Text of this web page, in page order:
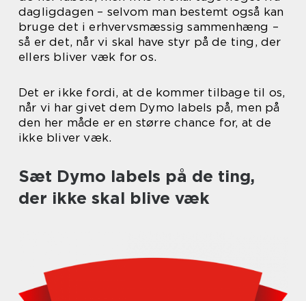
dagligdagen – selvom man bestemt også kan
bruge det i erhvervsmæssig sammenhæng –
så er det, når vi skal have styr på de ting, der
ellers bliver væk for os.
Det er ikke fordi, at de kommer tilbage til os,
når vi har givet dem Dymo labels på, men på
den her måde er en større chance for, at de
ikke bliver væk.
Sæt Dymo labels på de ting,
der ikke skal blive væk